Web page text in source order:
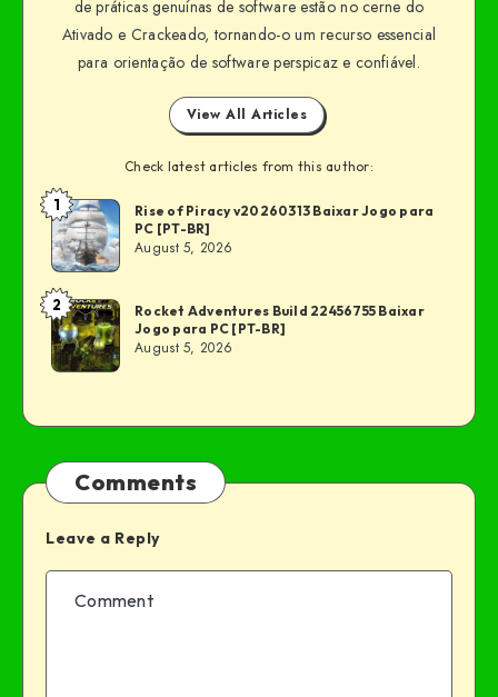
de práticas genuínas de software estão no cerne do
Ativado e Crackeado, tornando-o um recurso essencial
para orientação de software perspicaz e confiável.
View All Articles
Check latest articles from this author:
1
Rise of Piracy v20260313 Baixar Jogo para
PC [PT-BR]
August 5, 2026
2
Rocket Adventures Build 22456755 Baixar
Jogo para PC [PT-BR]
August 5, 2026
Comments
Leave a Reply